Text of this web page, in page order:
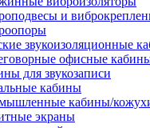
и
звукоизоляционные
офисные
для звукозаписи
кабины
кабины/
экраны